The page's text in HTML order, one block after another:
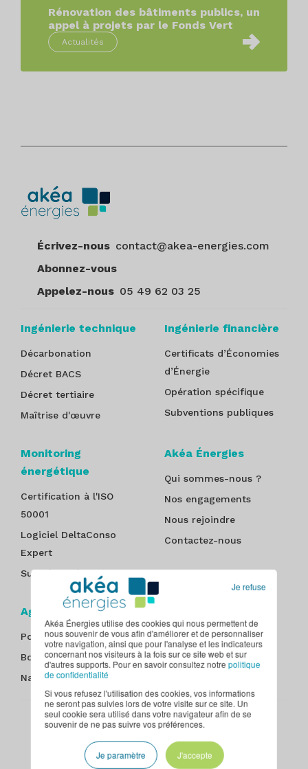
Akéa Énergies utilise des cookies qui nous permettent de
nous souvenir de vous afin d'améliorer et de personnaliser
votre navigation, ainsi que pour l'analyse et les indicateurs
concernant nos visiteurs à la fois sur ce site web et sur
d'autres supports. Pour en savoir consultez notre politique
de confidentialité
Si vous refusez l'utilisation des cookies, vos informations
ne seront pas suivies lors de votre visite sur ce site. Un
seul cookie sera utilisé dans votre navigateur afin de se
souvenir de ne pas suivre vos préférences.
Je paramètre J'accepte
Je refuse
Rénovation des bâtiments publics, un
appel à projets par le Fonds Vert
Actualités
Écrivez-nous contact@akea-energies.com
Abonnez-vous
Appelez-nous 05 49 62 03 25
Ingénierie technique
Décarbonation
Décret BACS
Décret tertiaire
Maîtrise d'œuvre
Ingénierie financière
Certificats d’Économies
d’Énergie
Opération spécifique
Subventions publiques
Monitoring
énergétique
Certification à l'ISO
50001
Logiciel DeltaConso
Expert
Suivi énergétique
Akéa Énergies
Qui sommes-nous ?
Nos engagements
Nous rejoindre
Contactez-nous
Agences
Poitiers
Bordeaux
Nancy
Nantes
Paris - Île-de-France
Plan du site Mentions légales Politique de confidentialité
CGU Contact